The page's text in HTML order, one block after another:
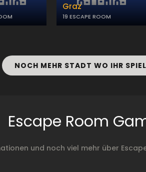
Graz
19 ESCAPE ROOM
NOCH MEHR STADT WO IHR
Escape Room
und noch viel mehr über